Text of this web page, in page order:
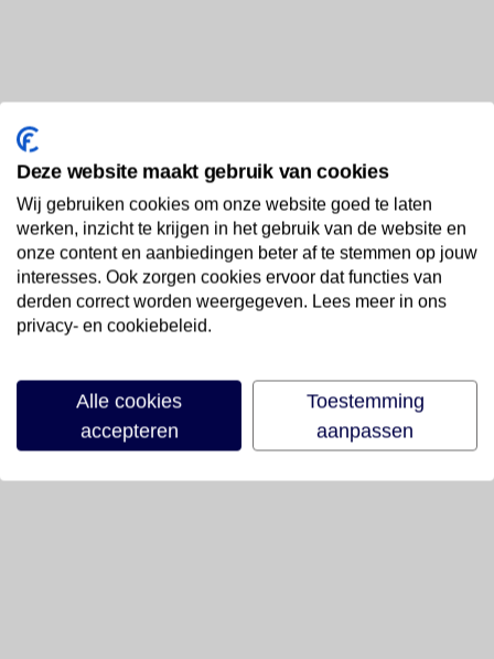
Deze website maakt gebruik van cookies
Wij gebruiken cookies om onze website goed te laten
werken, inzicht te krijgen in het gebruik van de website en
onze content en aanbiedingen beter af te stemmen op jouw
interesses. Ook zorgen cookies ervoor dat functies van
derden correct worden weergegeven. Lees meer in ons
privacy- en cookiebeleid.
Alle cookies
accepteren
Toestemming
aanpassen